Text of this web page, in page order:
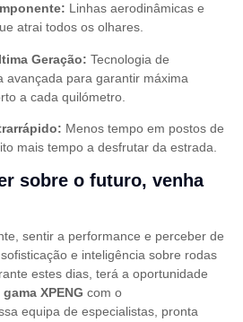
Linhas aerodinâmicas e
atrai todos os olhares.
Geração: Tecnologia de
avançada para garantir máxima
a cada quilómetro.
Menos tempo em postos de
mais tempo a desfrutar da estrada.
sobre o futuro, venha
sentir a performance e perceber de
e inteligência sobre rodas
estes dias, terá a oportunidade
XPENG com o
equipa de especialistas, pronta